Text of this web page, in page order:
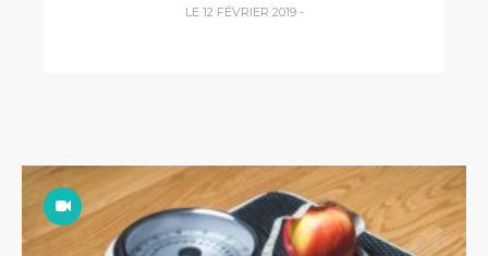
LE 12 FÉVRIER 2019 -